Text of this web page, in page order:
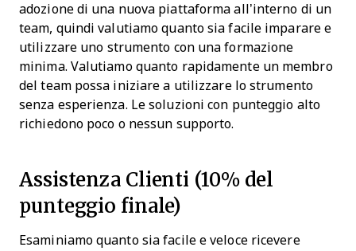
adozione di una nuova piattaforma all’interno di un
team, quindi valutiamo quanto sia facile imparare e
utilizzare uno strumento con una formazione
minima. Valutiamo quanto rapidamente un membro
del team possa iniziare a utilizzare lo strumento
senza esperienza. Le soluzioni con punteggio alto
richiedono poco o nessun supporto.
Assistenza Clienti (10% del
punteggio finale)
Esaminiamo quanto sia facile e veloce ricevere